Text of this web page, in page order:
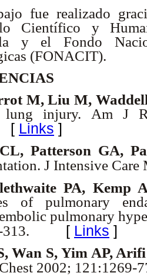
fue realizado
Científico y
y el Fondo
(FONACIT).
M, Liu M,
lung injury. Am J
Links ]
Patterson GA,
J Intensive
PA, Kemp
of pulmonary
pulmonary
[ Links ]
Wan S, Yim AP,
2002; 121:1269-